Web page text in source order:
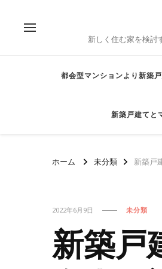
新しく住む家を検討
都会型マンションより新築
新築戸建てと
ホーム 未分類 新築戸
2022年6月9日 未分類
新築戸